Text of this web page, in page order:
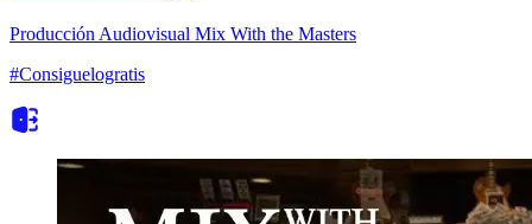
Producción Audiovisual Mix With the Masters
#Consiguelogratis